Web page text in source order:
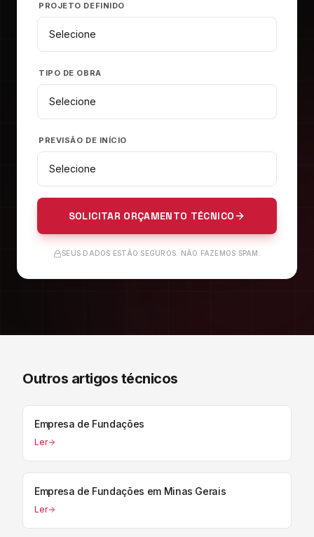
PROJETO DEFINIDO
TIPO DE OBRA
PREVISÃO DE INÍCIO
SOLICITAR ORÇAMENTO TÉCNICO
SEUS DADOS ESTÃO SEGUROS. NÃO FAZEMOS SPAM.
Outros artigos técnicos
Empresa de Fundações
Ler
Empresa de Fundações em Minas Gerais
Ler